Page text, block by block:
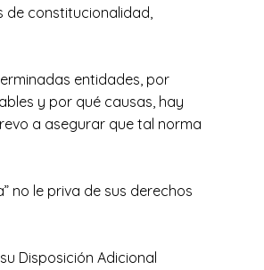
de constitucionalidad,
entidades, por
y por qué causas, hay
a asegurar que tal norma
no le priva de sus derechos
Disposición Adicional